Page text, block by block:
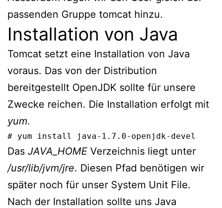
passenden Gruppe tomcat hinzu.
Installation von Java
Tomcat setzt eine Installation von Java
voraus. Das von der Distribution
bereitgestellt OpenJDK sollte für unsere
Zwecke reichen. Die Installation erfolgt mit
yum.
# yum install java-1.7.0-openjdk-devel
Das JAVA_HOME Verzeichnis liegt unter
/usr/lib/jvm/jre. Diesen Pfad benötigen wir
später noch für unser System Unit File.
Nach der Installation sollte uns Java